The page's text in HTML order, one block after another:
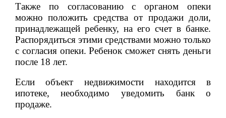
Также по согласованию с органом опеки
можно положить средства от продажи доли,
принадлежащей ребенку, на его счет в банке.
Распорядиться этими средствами можно только
с согласия опеки. Ребенок сможет снять деньги
после 18 лет.
Если объект недвижимости находится в
ипотеке, необходимо уведомить банк о
продаже.